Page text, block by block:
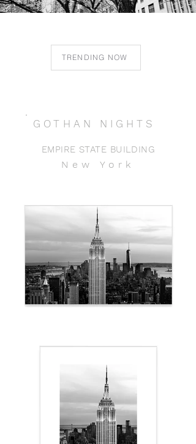
TRENDING NOW
GOTHAN NIGHTS
EMPIRE STATE BUILDING
New York